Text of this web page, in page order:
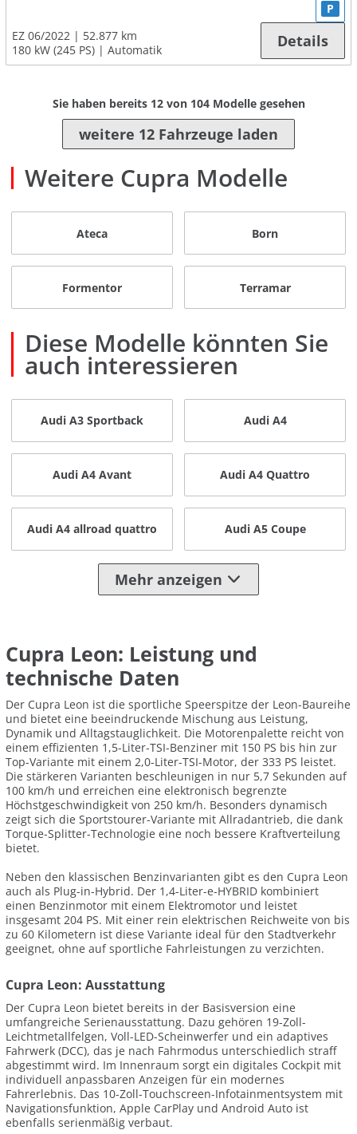
EZ 06/2022
52.877 km
180 kW (245 PS)
Automatik
P
Details
Sie haben bereits 12von 104Modelle gesehen
weitere 12 Fahrzeuge laden
Weitere Cupra Modelle
Ateca Born
Formentor Terramar
Diese Modelle könnten Sie
auch interessieren
Audi A3 Sportback Audi A4
Audi A4 Avant Audi A4 Quattro
Audi A4 allroad quattro Audi A5 Coupe
Mehr anzeigen
Cupra Leon: Leistung und
technische Daten
Der Cupra Leon ist die sportliche Speerspitze der Leon-Baureihe
und bietet eine beeindruckende Mischung aus Leistung,
Dynamik und Alltagstauglichkeit. Die Motorenpalette reicht von
einem effizienten 1,5-Liter-TSI-Benziner mit 150 PS bis hin zur
Top-Variante mit einem 2,0-Liter-TSI-Motor, der 333 PS leistet.
Die stärkeren Varianten beschleunigen in nur 5,7 Sekunden auf
100 km/h und erreichen eine elektronisch begrenzte
Höchstgeschwindigkeit von 250 km/h. Besonders dynamisch
zeigt sich die Sportstourer-Variante mit Allradantrieb, die dank
Torque-Splitter-Technologie eine noch bessere Kraftverteilung
bietet.
Neben den klassischen Benzinvarianten gibt es den Cupra Leon
auch als Plug-in-Hybrid. Der 1,4-Liter-e-HYBRID kombiniert
einen Benzinmotor mit einem Elektromotor und leistet
insgesamt 204 PS. Mit einer rein elektrischen Reichweite von bis
zu 60 Kilometern ist diese Variante ideal für den Stadtverkehr
geeignet, ohne auf sportliche Fahrleistungen zu verzichten.
Cupra Leon: Ausstattung
Der Cupra Leon bietet bereits in der Basisversion eine
umfangreiche Serienausstattung. Dazu gehören 19-Zoll-
Leichtmetallfelgen, Voll-LED-Scheinwerfer und ein adaptives
Fahrwerk (DCC), das je nach Fahrmodus unterschiedlich straff
abgestimmt wird. Im Innenraum sorgt ein digitales Cockpit mit
individuell anpassbaren Anzeigen für ein modernes
Fahrerlebnis. Das 10-Zoll-Touchscreen-Infotainmentsystem mit
Navigationsfunktion, Apple CarPlay und Android Auto ist
ebenfalls serienmäßig verbaut.